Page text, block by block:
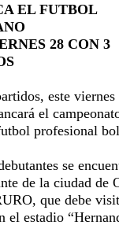
EL FUTBOL
28 CON 3
este viernes
el
profesional
se
de la ciudad de
que debe
el estadio